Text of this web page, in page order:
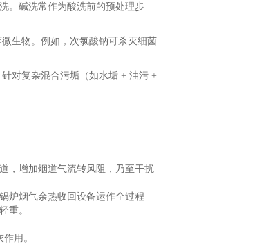
。碱洗常作为酸洗前的预处理步
生物。例如，次氯酸钠可杀灭细菌
对复杂混合污垢（如水垢 + 油污 +
，增加烟道气流转风阻，乃至干扰
炉烟气余热收回设备运作全过程
重。
用。